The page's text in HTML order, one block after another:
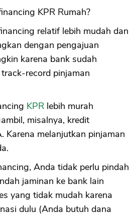
KPR Rumah?
relatif lebih mudah dan
dengan pengajuan
karena bank sudah
record pinjaman
KPR lebih murah
misalnya, kredit
Karena melanjutkan pinjaman
Anda tidak perlu pindah
jaminan ke bank lain
yang tidak mudah karena
dulu (Anda butuh dana